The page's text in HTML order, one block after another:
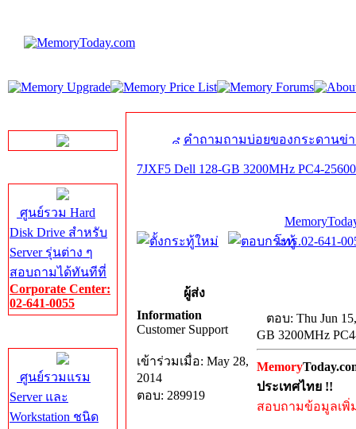
ศูนย์รวม Hard
Disk Drive สำหรับ
Server รุ่นต่าง ๆ
สอบถามได้ทันทีที่
Corporate Center:
02-641-0055
ศูนย์รวมแรม
Server และ
Workstation ชนิด
คำถามถามบ่อยของกระดานข่
7JXF5 Dell 128-GB 3200MHz PC4-
โทร.02-641-
ผู้ส่ง
Information
Customer Support
เข้าร่วมเมื่อ: May 28,
2014
ตอบ: 289919
ตอบ: Thu Jun
GB 3200MHz
Memory
ประเทศไทย !!
สอบถามข้อมูลเพิ่